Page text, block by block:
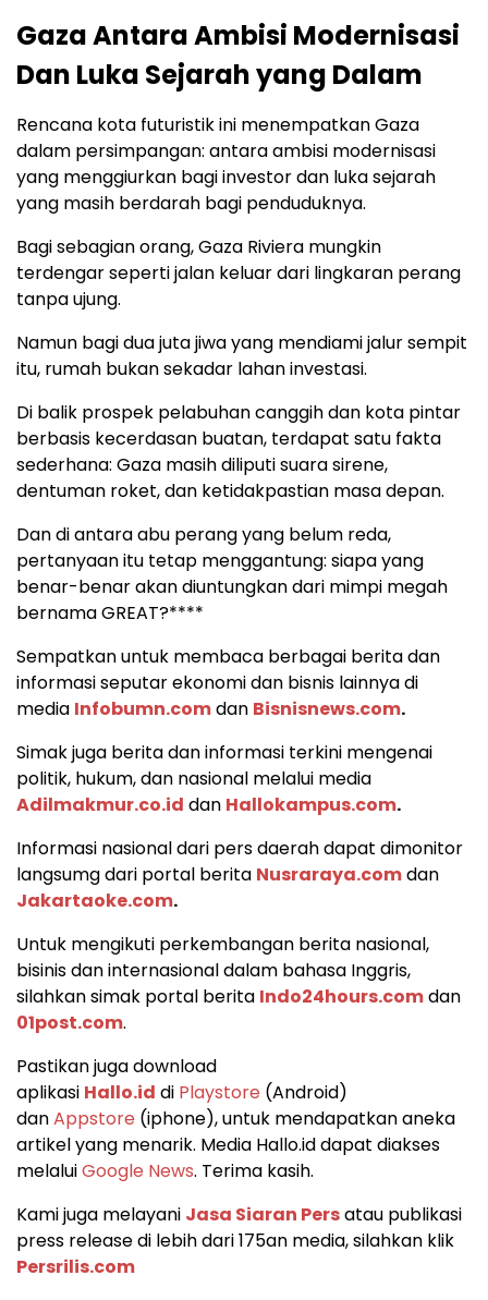
Gaza Antara Ambisi Modernisasi
Dan Luka Sejarah yang Dalam
Rencana kota futuristik ini menempatkan Gaza
dalam persimpangan: antara ambisi modernisasi
yang menggiurkan bagi investor dan luka sejarah
yang masih berdarah bagi penduduknya.
Bagi sebagian orang, Gaza Riviera mungkin
terdengar seperti jalan keluar dari lingkaran perang
tanpa ujung.
Namun bagi dua juta jiwa yang mendiami jalur sempit
itu, rumah bukan sekadar lahan investasi.
Di balik prospek pelabuhan canggih dan kota pintar
berbasis kecerdasan buatan, terdapat satu fakta
sederhana: Gaza masih diliputi suara sirene,
dentuman roket, dan ketidakpastian masa depan.
Dan di antara abu perang yang belum reda,
pertanyaan itu tetap menggantung: siapa yang
benar-benar akan diuntungkan dari mimpi megah
bernama GREAT?****
Sempatkan untuk membaca berbagai berita dan
informasi seputar ekonomi dan bisnis lainnya di
media Infobumn.comdan Bisnisnews.com.
Simak juga berita dan informasi terkini mengenai
politik, hukum, dan nasional melalui media
Adilmakmur.co.id dan Hallokampus.com.
Informasi nasional dari pers daerah dapat dimonitor
langsumg dari portal berita Nusraraya.comdan
Jakartaoke.com.
Untuk mengikuti perkembangan berita nasional,
bisinis dan internasional dalam bahasa Inggris,
silahkan simak portal berita Indo24hours.comdan
01post.com.
Pastikan juga download
aplikasi Hallo.id di Playstore (Android)
danAppstore (iphone), untuk mendapatkan aneka
artikel yang menarik. Media Hallo.id dapat diakses
melaluiGoogle News. Terima kasih.
Kami juga melayani Jasa Siaran Persatau publikasi
press release di lebih dari 175an media, silahkan klik
Persrilis.com